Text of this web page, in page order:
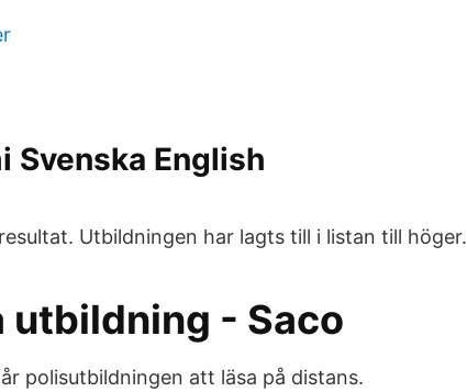
Svenska English
Utbildningen har lagts till i listan till höger.
utbildning - Saco
polisutbildningen att läsa på distans.